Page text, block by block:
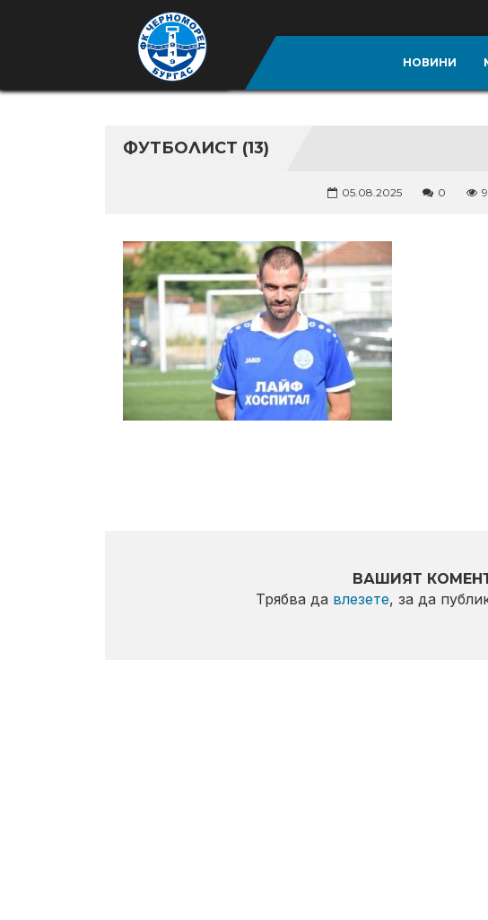
НОВИНИ
ФУТБОЛИСТ (13)
05.08.2025 0
ВАШИЯТ
Трябва да влезете, за да